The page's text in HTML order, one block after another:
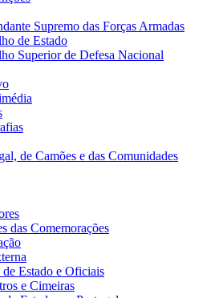
Supremo das Forças Armadas
de Estado
Superior de Defesa Nacional
de Camões e das Comunidades
das Comemorações
de Estado e Oficiais
e Cimeiras